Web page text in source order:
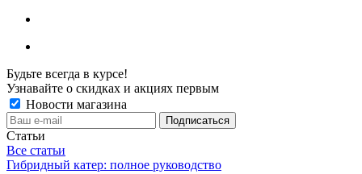
Будьте всегда в курсе!
Узнавайте о скидках и акциях первым
Новости магазина
Статьи
Все статьи
Гибридный катер: полное руководство